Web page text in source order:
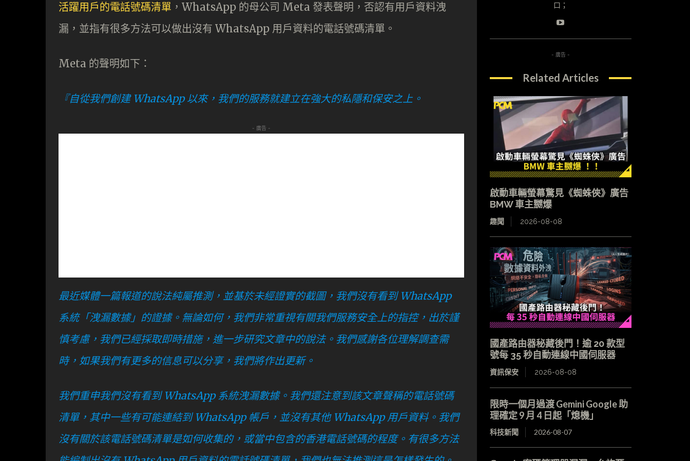
活躍用戶的電話號碼清單 ，WhatsApp 的母公司 Meta 發表聲明，否認有用戶資料洩
漏，並指有很多方法可以做出沒有 WhatsApp 用戶資料的電話號碼清單。
Meta 的聲明如下：
『自從我們創建 WhatsApp 以來，我們的服務就建立在強大的私隱和保安之上。
- 廣告 -
最近媒體一篇報道的說法純屬推測，並基於未經證實的截圖，我們沒有看到 WhatsApp
系統「洩漏數據」的證據。無論如何，我們非常重視有關我們服務安全上的指控，出於謹
慎考慮，我們已經採取即時措施，進一步研究文章中的說法。我們感謝各位理解調查需
時，如果我們有更多的信息可以分享，我們將作出更新。
我們重申我們沒有看到 WhatsApp 系統洩漏數據。我們還注意到該文章聲稱的電話號碼
清單，其中一些有可能連結到 WhatsApp 帳戶，並沒有其他 WhatsApp 用戶資料。我們
沒有關於該電話號碼清單是如何收集的，或當中包含的香港電話號碼的程度。有很多方法
口；
- 廣告 -
Related Articles
啟動車輛螢幕驚見《蜘蛛俠》廣告
BMW 車主嬲爆
趣聞 2026-08-08
國產路由器秘藏後門！逾 20 款型
號每 35 秒自動連線中國伺服器
資訊保安 2026-08-08
限時一個月過渡 Gemini Google 助
理確定 9 月 4 日起「熄機」
科技新聞 2026-08-07